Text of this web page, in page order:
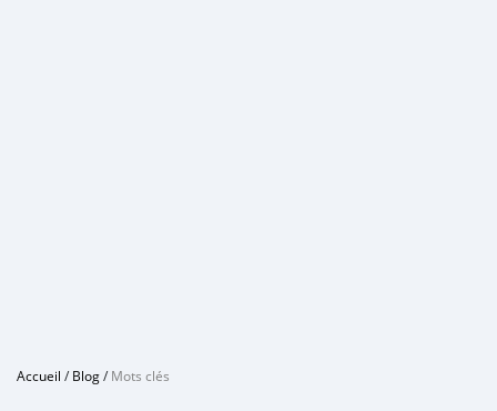
Accueil /Blog/Mots clés